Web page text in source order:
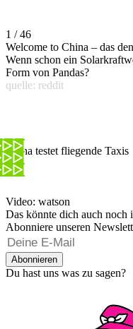
1 / 46
Welcome to China – das
Wenn schon ein
Form von Pandas?
quelle: reddit
China testet fliegende Taxis
Video: watson
Das könnte dich auch noch
Abonniere unseren
Abonnieren
Du hast uns was zu sagen?